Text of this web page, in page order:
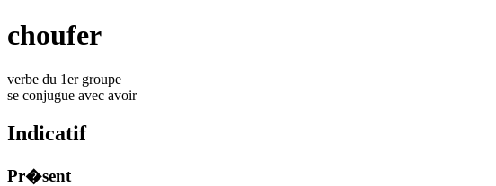
choufer
verbe du 1er groupe
se conjugue avec avoir
Indicatif
Pr�sent